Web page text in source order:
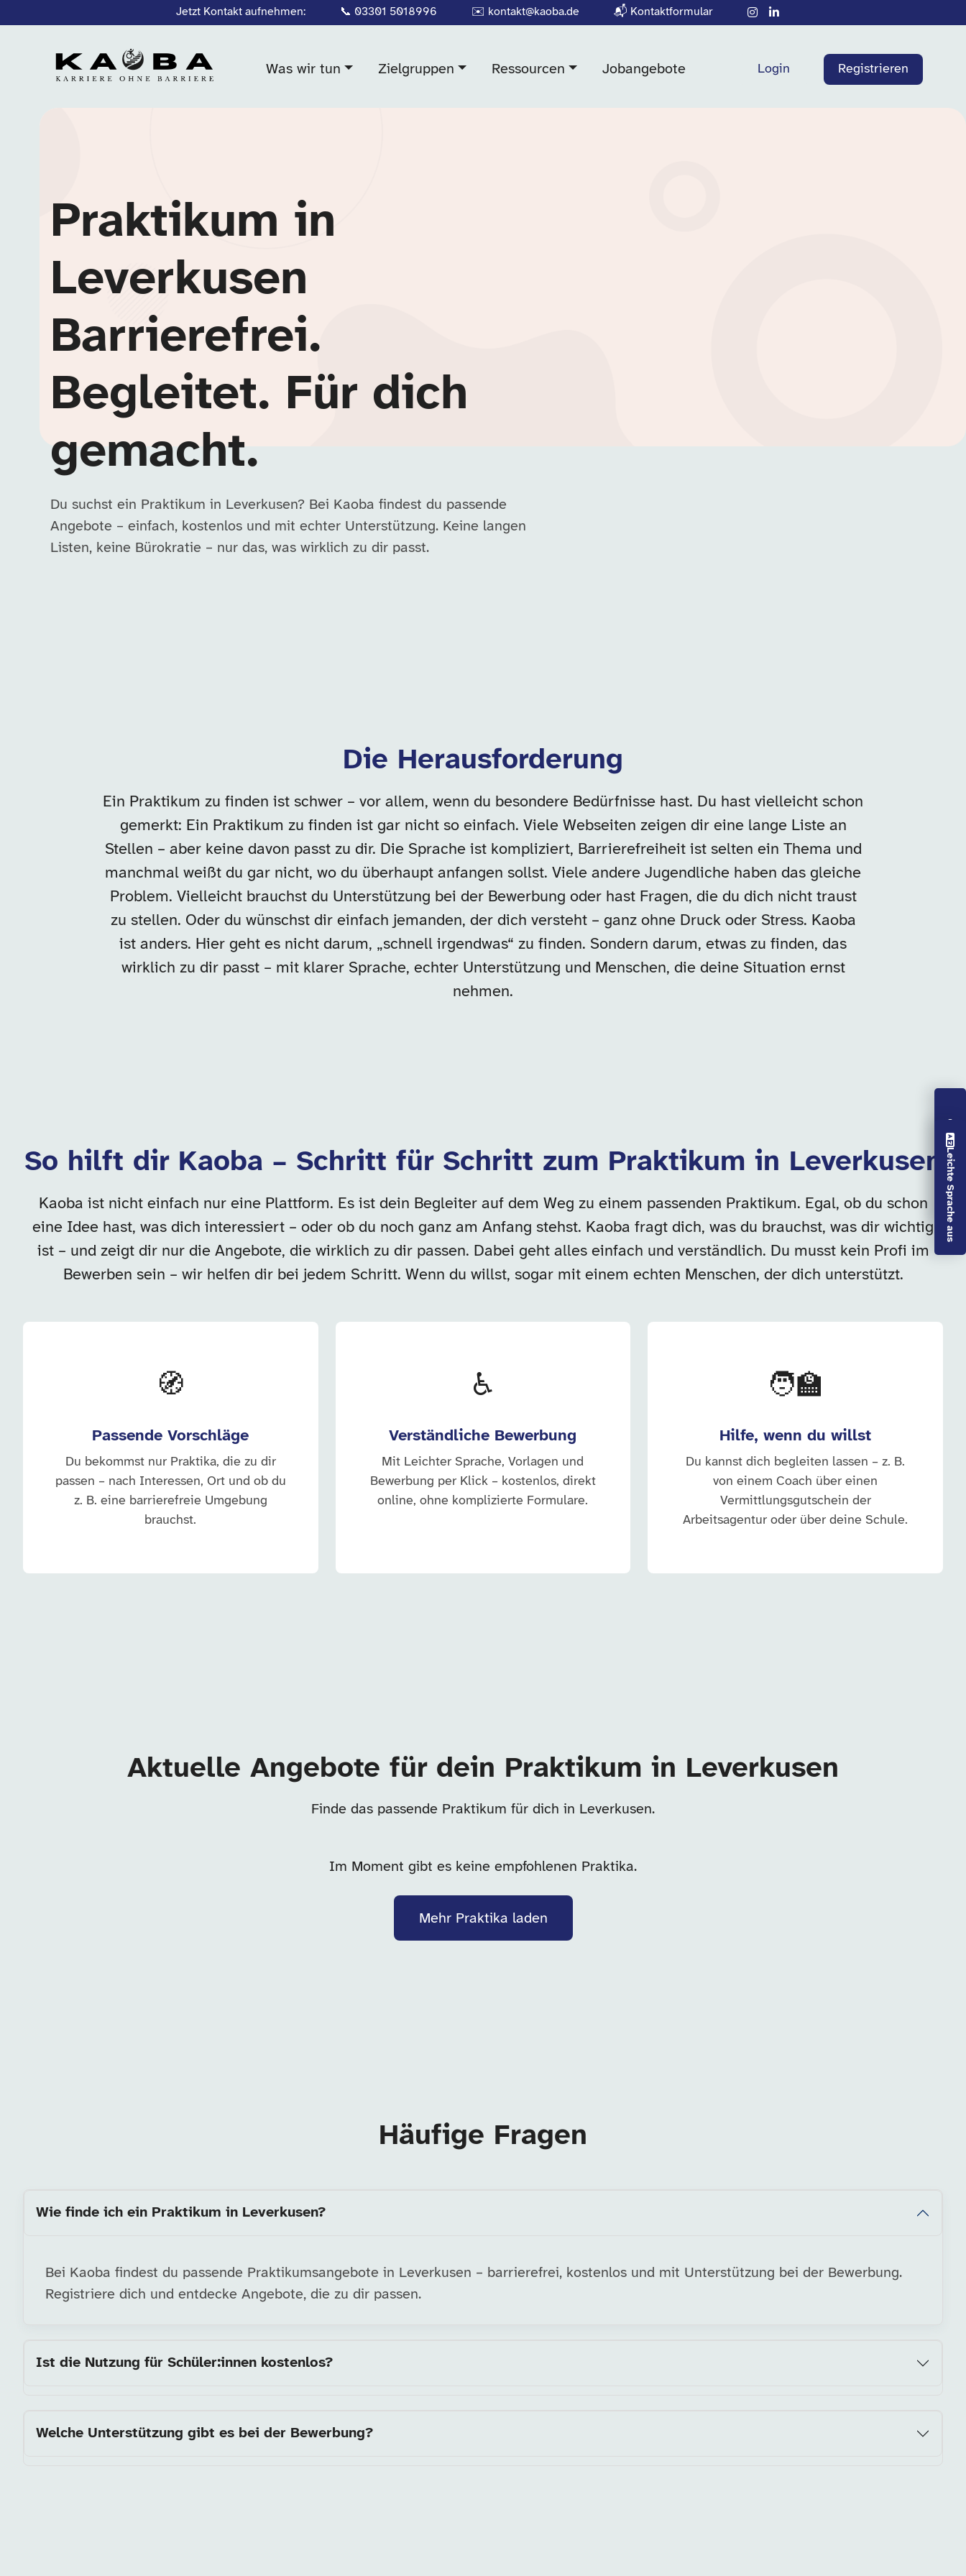
Vorlesen aus
Leichte Sprache aus
Jetzt Kontakt aufnehmen: 📞 03301 5018996 ✉️ kontakt@kaoba.de 📬 Kontaktformular
Was wir tun Zielgruppen Ressourcen Jobangebote Login Registrieren
Praktikum in
Leverkusen
Barrierefrei.
Begleitet. Für dich
gemacht.
Du suchst ein Praktikum in Leverkusen? Bei Kaoba findest du passende
Angebote – einfach, kostenlos und mit echter Unterstützung. Keine langen
Listen, keine Bürokratie – nur das, was wirklich zu dir passt.
Die Herausforderung
Ein Praktikum zu finden ist schwer – vor allem, wenn du besondere Bedürfnisse hast. Du hast vielleicht schon
gemerkt: Ein Praktikum zu finden ist gar nicht so einfach. Viele Webseiten zeigen dir eine lange Liste an
Stellen – aber keine davon passt zu dir. Die Sprache ist kompliziert, Barrierefreiheit ist selten ein Thema und
manchmal weißt du gar nicht, wo du überhaupt anfangen sollst. Viele andere Jugendliche haben das gleiche
Problem. Vielleicht brauchst du Unterstützung bei der Bewerbung oder hast Fragen, die du dich nicht traust
zu stellen. Oder du wünschst dir einfach jemanden, der dich versteht – ganz ohne Druck oder Stress. Kaoba
ist anders. Hier geht es nicht darum, „schnell irgendwas“ zu finden. Sondern darum, etwas zu finden, das
wirklich zu dir passt – mit klarer Sprache, echter Unterstützung und Menschen, die deine Situation ernst
nehmen.
So hilft dir Kaoba – Schritt für Schritt zum Praktikum in Leverkusen
Kaoba ist nicht einfach nur eine Plattform. Es ist dein Begleiter auf dem Weg zu einem passenden Praktikum. Egal, ob du schon
eine Idee hast, was dich interessiert – oder ob du noch ganz am Anfang stehst. Kaoba fragt dich, was du brauchst, was dir wichtig
ist – und zeigt dir nur die Angebote, die wirklich zu dir passen. Dabei geht alles einfach und verständlich. Du musst kein Profi im
Bewerben sein – wir helfen dir bei jedem Schritt. Wenn du willst, sogar mit einem echten Menschen, der dich unterstützt.
🧭
Passende Vorschläge
Du bekommst nur Praktika, die zu dir
passen – nach Interessen, Ort und ob du
z. B. eine barrierefreie Umgebung
brauchst.
♿
Verständliche Bewerbung
Mit Leichter Sprache, Vorlagen und
Bewerbung per Klick – kostenlos, direkt
online, ohne komplizierte Formulare.
🧑‍🏫
Hilfe, wenn du willst
Du kannst dich begleiten lassen – z. B.
von einem Coach über einen
Vermittlungsgutschein der
Arbeitsagentur oder über deine Schule.
Aktuelle Angebote für dein Praktikum in Leverkusen
Finde das passende Praktikum für dich in Leverkusen.
Im Moment gibt es keine empfohlenen Praktika.
Mehr Praktika laden
Häufige Fragen
Wie finde ich ein Praktikum in Leverkusen?
Bei Kaoba findest du passende Praktikumsangebote in Leverkusen – barrierefrei, kostenlos und mit Unterstützung bei der Bewerbung.
Registriere dich und entdecke Angebote, die zu dir passen.
Ist die Nutzung für Schüler:innen kostenlos?
Welche Unterstützung gibt es bei der Bewerbung?